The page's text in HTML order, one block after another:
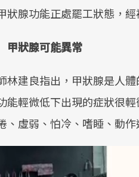
狀腺功能正處罷工狀態，
狀腺可能異常
林建良指出，甲狀腺是人
能輕微低下出現的症狀很
、虛弱、怕冷、嗜睡、動